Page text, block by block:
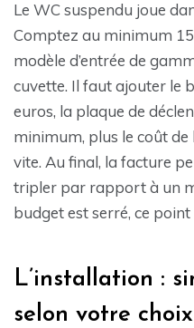
Le WC suspendu joue
Comptez au minimum
modèle d’entrée de
cuvette. Il faut ajouter le
euros, la plaque de
minimum, plus le coût
vite. Au final, la facture
tripler par rapport à un
budget est serré, ce
L’installation :
selon votre choix